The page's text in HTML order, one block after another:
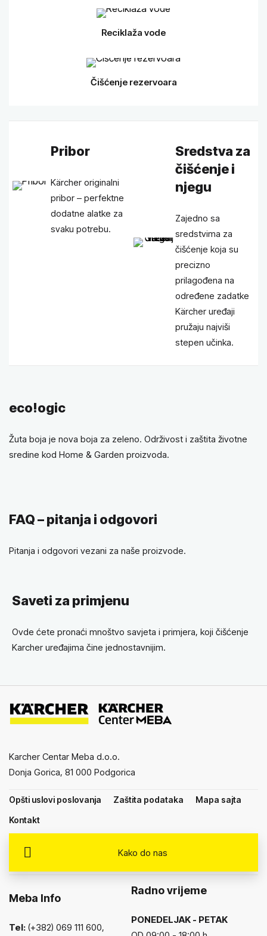
Reciklaža vode
Čišćenje rezervoara
Pribor
Kärcher originalni
pribor – perfektne
dodatne alatke za
svaku potrebu.
Sredstva za
čišćenje i
njegu
Zajedno sa
sredstvima za
čišćenje koja su
precizno
prilagođena na
određene zadatke
Kärcher uređaji
pružaju najviši
stepen učinka.
eco!ogic
Žuta boja je nova boja za zeleno. Održivost i zaštita životne
sredine kod Home & Garden proizvoda.
FAQ – pitanja i odgovori
Pitanja i odgovori vezani za naše proizvode.
Saveti za primjenu
Ovde ćete pronaći mnoštvo savjeta i primjera, koji čišćenje
Karcher uređajima čine jednostavnijim.
Karcher Centar Meba d.o.o.
Donja Gorica, 81 000 Podgorica
Opšti uslovi poslovanja Zaštita podataka
Mapa sajta
Kontakt
Kako do nas
Meba Info
Tel: (+382) 069 111 600,
Radno vrijeme
PONEDELJAK - PETAK